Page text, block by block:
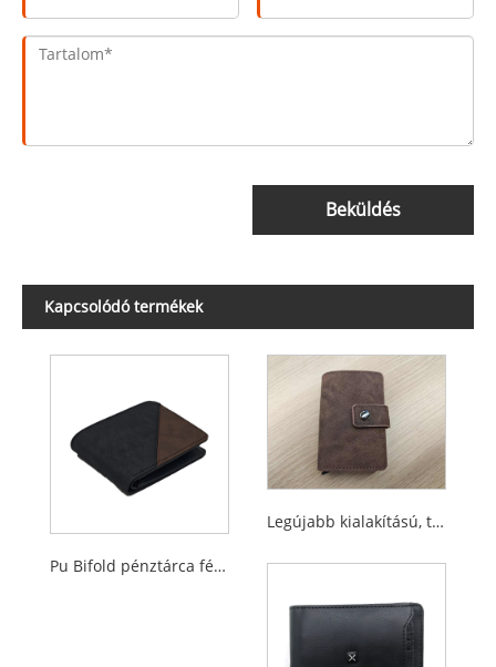
Beküldés
Kapcsolódó termékek
Pu Bifold pénztárca férfiaknak
Legújabb kialakítású, többfunkciós RFID-blokkoló kártyatartó férfiaknak